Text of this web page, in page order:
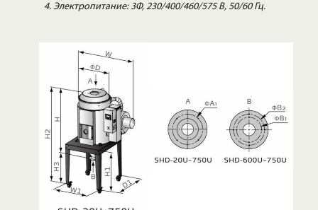
Электропитание: 3Φ, 230/400/460/575 В, 50/60 Гц.